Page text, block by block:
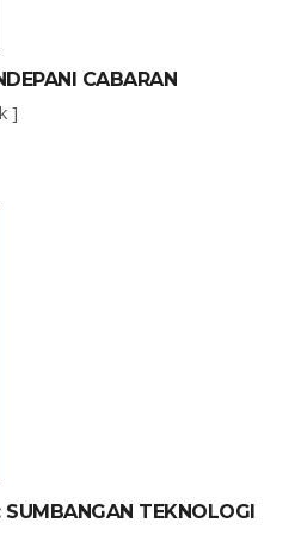
CABARAN
]
TEKNOLOGI